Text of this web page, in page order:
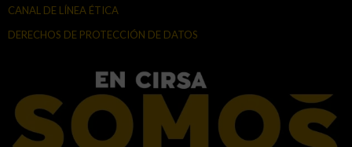
CANAL DE LÍNEA ÉTICA
DERECHOS DE PROTECCIÓN DE DATOS